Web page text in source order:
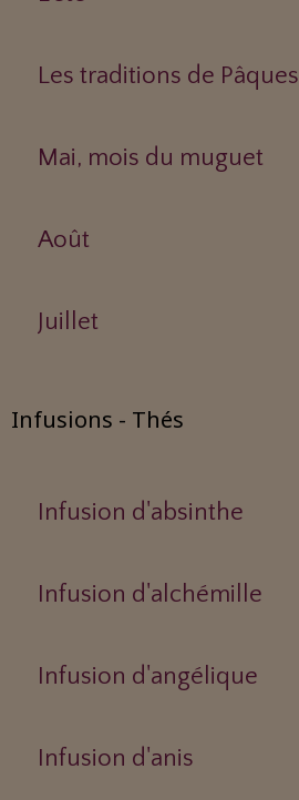
Les traditions de Pâques
Mai, mois du muguet
Août
Juillet
Infusions - Thés
Infusion d'absinthe
Infusion d'alchémille
Infusion d'angélique
Infusion d'anis